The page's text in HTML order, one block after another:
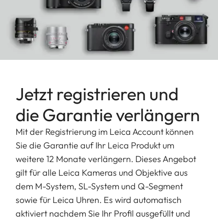
Jetzt registrieren und
die Garantie verlängern
Mit der Registrierung im Leica Account können
Sie die Garantie auf Ihr Leica Produkt um
weitere 12 Monate verlängern. Dieses Angebot
gilt für alle Leica Kameras und Objektive aus
dem M-System, SL-System und Q-Segment
sowie für Leica Uhren. Es wird automatisch
aktiviert nachdem Sie Ihr Profil ausgefüllt und